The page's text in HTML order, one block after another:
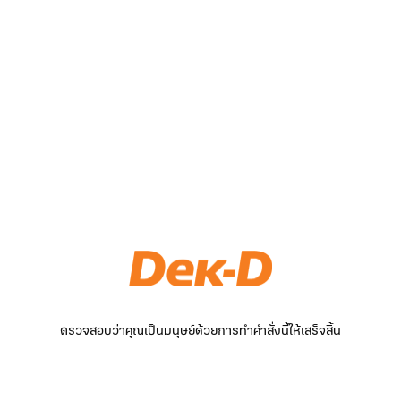
ตรวจสอบว่าคุณเป็นมนุษย์ด้วยการทำคำสั่งนี้ให้เสร็จสิ้น